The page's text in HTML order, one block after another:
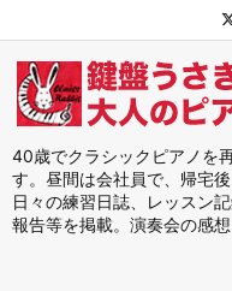
40歳でクラシックピアノを
す。昼間は会社員で、帰宅
日々の練習日誌、レッスン
報告等を掲載。演奏会の感